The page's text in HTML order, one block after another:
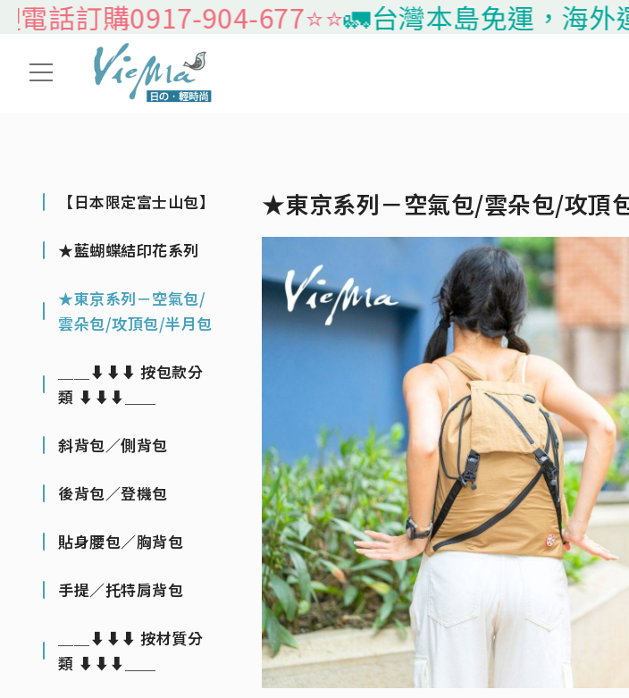
訂購0917-904-677⭐️⭐️🚛台灣本島免運，海外運費
【日本限定富士山包】
★藍蝴蝶結印花系列
★東京系列－空氣包/
雲朵包/攻頂包/半月包
＿＿⬇⬇⬇ 按包款分
類 ⬇⬇⬇＿＿
斜背包／側背包
後背包／登機包
貼身腰包／胸背包
手提／托特肩背包
＿＿⬇⬇⬇ 按材質分
類 ⬇⬇⬇＿＿
★東京系列－空氣包/雲朵包/攻頂